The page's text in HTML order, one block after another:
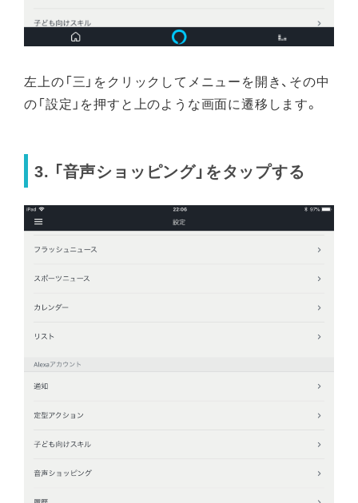
左上の「三」をクリックしてメニューを開き、その中
の「設定」を押すと上のような画面に遷移します。
3. 「音声ショッピング」をタップする